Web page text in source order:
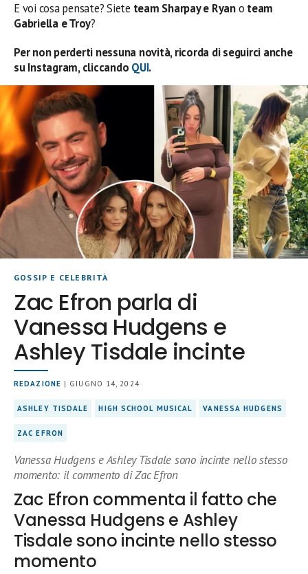
E voi cosa pensate? Siete team Sharpay e Ryano team
Gabriella e Troy?
Per non perderti nessuna novità, ricorda di seguirci anche
su Instagram, cliccando QUI.
GOSSIP E CELEBRITÀ
Zac Efron parla di
Vanessa Hudgens e
Ashley Tisdale incinte
REDAZIONE | GIUGNO 14, 2024
ASHLEY TISDALE HIGH SCHOOL MUSICAL VANESSA HUDGENS
ZAC EFRON
Vanessa Hudgens e Ashley Tisdale sono incinte nello stesso
momento: il commento di Zac Efron
Zac Efron commenta il fatto che
Vanessa Hudgens e Ashley
Tisdale sono incinte nello stesso
momento